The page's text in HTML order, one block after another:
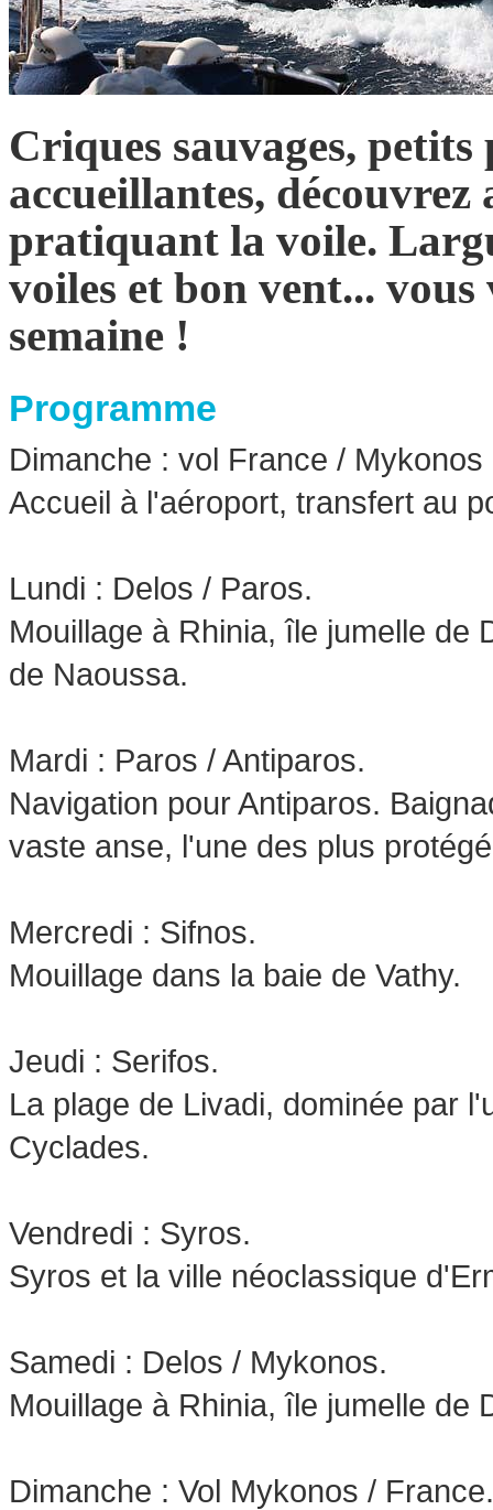
Criques sauvages,
accueillantes,
pratiquant la voile.
voiles et bon vent...
semaine !
Programme
Dimanche : vol France / Mykonos
Accueil à l'aéroport, transfert au
Lundi : Delos / Paros.
Mouillage à Rhinia, île jumelle de
de Naoussa.
Mardi : Paros / Antiparos.
Navigation pour Antiparos.
vaste anse, l'une des plus
Mercredi : Sifnos.
Mouillage dans la baie de Vathy.
Jeudi : Serifos.
La plage de Livadi, dominée par
Cyclades.
Vendredi : Syros.
Syros et la ville néoclassique
Samedi : Delos / Mykonos.
Mouillage à Rhinia, île jumelle de
Dimanche : Vol Mykonos / France.